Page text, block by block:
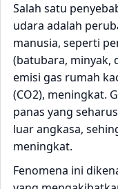
Salah satu
udara adalah
manusia, seperti
(batubara, minyak,
emisi gas rumah
(CO2), meningkat.
panas yang
luar angkasa,
meningkat.
Fenomena ini